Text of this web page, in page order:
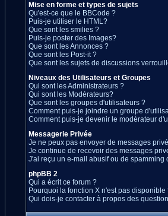
Mise en forme et types de sujets
Qu'est-ce que le BBCode ?
Puis-je utiliser le HTML?
Que sont les smilies ?
Puis-je poster des Images?
Que sont les Annonces ?
Que sont les Post-it ?
Que sont les sujets de discussions
Niveaux des Utilisateurs et Groupes
Qui sont les Administrateurs ?
Qui sont les Modérateurs?
Que sont les groupes d'utilisateurs ?
Comment puis-je joindre un groupe
Comment puis-je devenir le modérateur
Messagerie Privée
Je ne peux pas envoyer de messages
Je continue de recevoir des messages
J'ai reçu un e-mail abusif ou de spamming
phpBB 2
Qui a écrit ce forum ?
Pourquoi la fonction X n'est pas disponible
Qui dois-je contacter à propos des